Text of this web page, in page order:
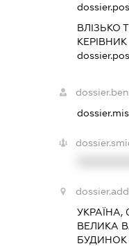
ВЛІЗЬКО
КЕРІВНИК
УКРАЇНА,
ВЕЛИКА
БУДИНОК